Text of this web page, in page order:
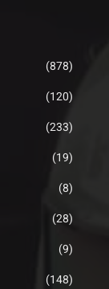
(878)
(120)
(233)
(19)
(8)
(28)
(9)
(148)